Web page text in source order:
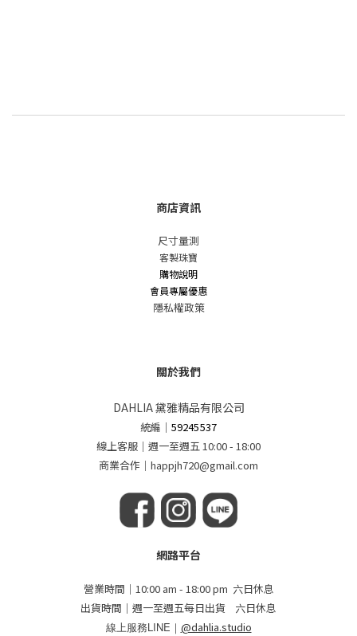
商店資訊
尺寸量測
客製珠寶
購物說明
會員專屬優惠
隱私權政策
關於我們
DAHLIA 黛雅精品有限公司
統編 ｜59245537
線上客服｜週一至週五 10:00 - 18:00
商業合作｜happjh720@gmail.com
網路平台
營業時間｜10:00 am - 18:00 pm 六日休息
出貨時間｜週一至週五每日出貨 六日休息
線上服務LINE｜ @dahlia.studio